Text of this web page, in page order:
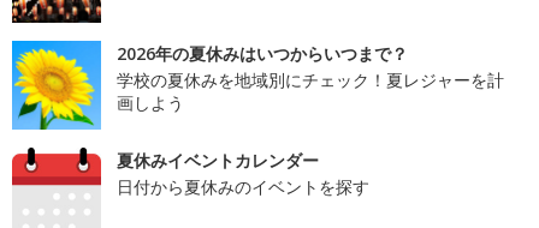
2026年の夏休みはいつからいつまで？
学校の夏休みを地域別にチェック！夏レジャーを計
画しよう
夏休みイベントカレンダー
日付から夏休みのイベントを探す